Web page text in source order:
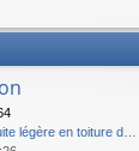
légère en toiture d…